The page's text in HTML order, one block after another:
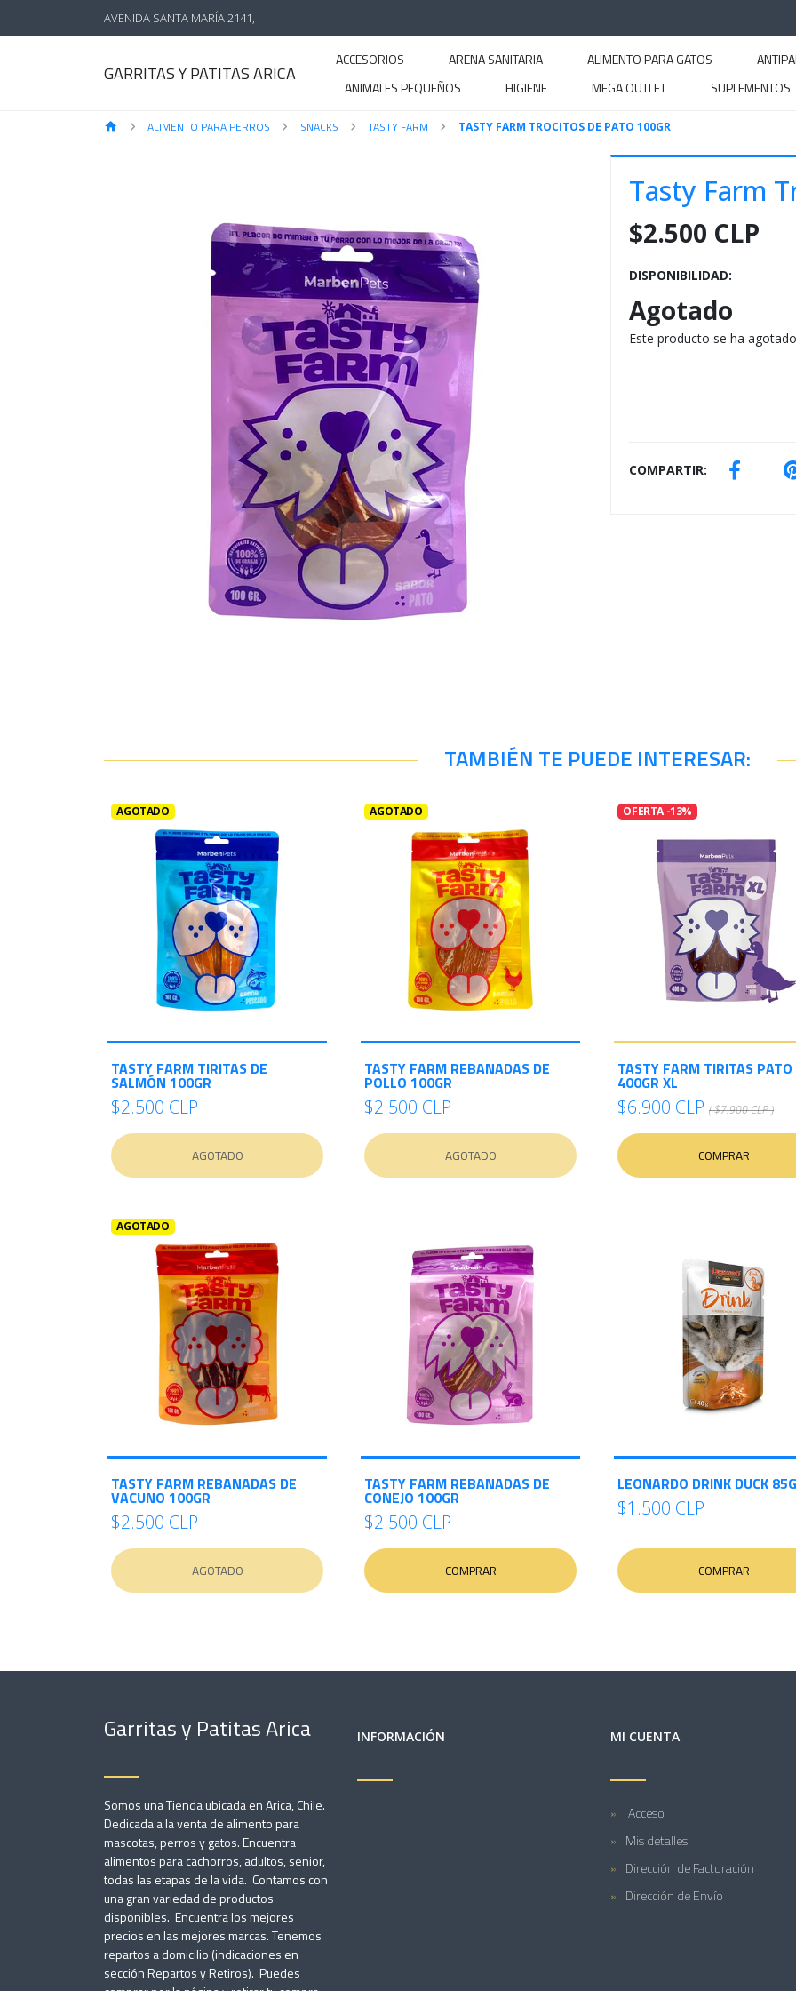
AVENIDA SANTA MARÍA 2141,
GARRITAS Y PATITAS ARICA
ACCESORIOS ARENA SANITARIA ALIMENTO PARA GATOS
ANIMALES PEQUEÑOS
HIGIENE MEGA OUTLET SUPLEMENTOS
ALIMENTO PARA PERROS SNACKS TASTY FARM TASTY FARM TROCITOS DE PATO 100GR
Tasty Farm
$2.500 CLP
DISPONIBILIDAD:
Agotado
Este producto se ha
COMPARTIR:
TAMBIÉN TE PUEDE INTERESAR:
AGOTADO
TASTY FARM TIRITAS DE
SALMÓN 100GR
$2.500 CLP
AGOTADO
AGOTADO
TASTY FARM REBANADAS DE
POLLO 100GR
$2.500 CLP
AGOTADO
OFERTA -13%
TASTY FARM TIRITAS PATO
400GR XL
$6.900 CLP ( $7.900 CLP )
COMPRAR
AGOTADO
TASTY FARM REBANADAS DE
VACUNO 100GR
$2.500 CLP
AGOTADO
TASTY FARM REBANADAS DE
CONEJO 100GR
$2.500 CLP
COMPRAR
LEONARDO DRINK DUCK
$1.500 CLP
COMPRAR
Garritas y Patitas Arica
Somos una Tienda ubicada en Arica, Chile.
Dedicada a la venta de alimento para
mascotas, perros y gatos. Encuentra
alimentos para cachorros, adultos, senior,
todas las etapas de la vida. Contamos con
una gran variedad de productos
disponibles. Encuentra los mejores
precios en las mejores marcas. Tenemos
repartos a domicilio (indicaciones en
sección Repartos y Retiros). Puedes
INFORMACIÓN MI CUENTA
Acceso
Mis detalles
Dirección de Facturación
Dirección de Envío